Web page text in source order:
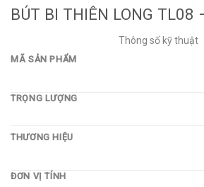
BÚT BI THIÊN LONG TL08
Thông số kỹ thuật
MÃ SẢN PHẨM
TRỌNG LƯỢNG
THƯƠNG HIỆU
ĐƠN VỊ TÍNH